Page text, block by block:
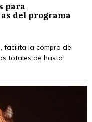
para
del programa
facilita la compra de
totales de hasta